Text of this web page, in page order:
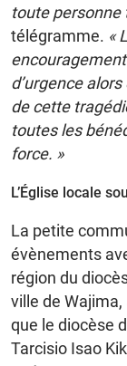
toute personne
télégramme. «
d’urgence
de cette
toutes les
force. »
L’Église locale
La petite
évènements
région du
ville de
que le diocèse
Tarcisio Isao